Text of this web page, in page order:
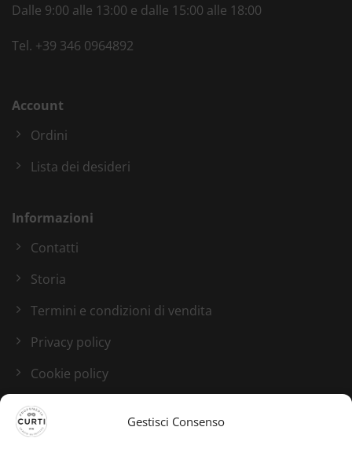
Gestisci Consenso
Dalle 9:00 alle 13:00 e dalle 15:00 alle 18:00
Tel. +39 346 0964892
Account
Ordini
Lista dei desideri
Informazioni
Contatti
Storia
Termini e condizioni di vendita
Privacy policy
Cookie policy
Blog